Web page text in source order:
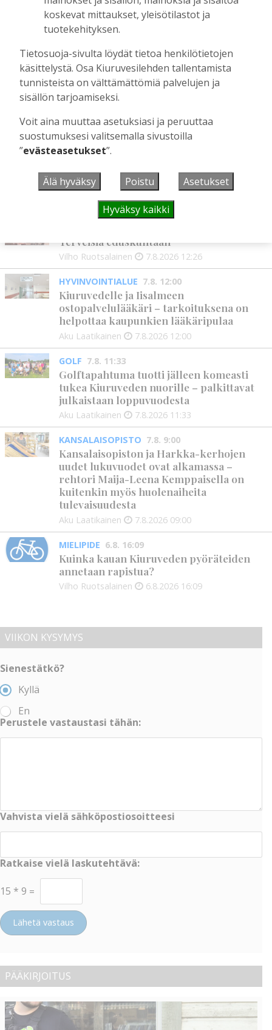
viikolla – luvassa on jälleen monipuolista
ohjelmaa
Tilaajille
Aku Laatikainen 29.7.2026 08:00
Äiti ja tytär kirjoittavat sodasta ja
siirtolaisuudesta – kirjojen päähenkilöt ja
toinen kirjoittaja ovat kotoisin
Tilaajille
Aku Laatikainen 22.7.2026 11:00
UUSIMMAT
Terveisiä eduskuntaan
Vilho Ruotsalainen 7.8.2026 12:26
HYVINVOINTIALUE 7.8. 12:00
Kiuruvedelle ja Iisalmeen
ostopalvelulääkäri – tarkoituksena on
helpottaa kaupunkien lääkäripulaa
Aku Laatikainen 7.8.2026 12:00
GOLF 7.8. 11:33
Golftapahtuma tuotti jälleen komeasti
tukea Kiuruveden nuorille – palkittavat
julkaistaan loppuvuodesta
Aku Laatikainen 7.8.2026 11:33
KANSALAISOPISTO 7.8. 9:00
Kansalaisopiston ja Harkka-kerhojen
uudet lukuvuodet ovat alkamassa –
rehtori Maija-Leena Kemppaisella on
kuitenkin myös huolenaiheita
tulevaisuudesta
Aku Laatikainen 7.8.2026 09:00
MIELIPIDE 6.8. 16:09
Kuinka kauan Kiuruveden pyöräteiden
annetaan rapistua?
Vilho Ruotsalainen 6.8.2026 16:09
VIIKON KYSYMYS
Sienestätkö?
Kyllä
En
Perustele vastaustasi tähän:
Vahvista vielä sähköpostiosoitteesi
Ratkaise vielä laskutehtävä:
15 * 9 =
Lähetä vastaus
PÄÄKIRJOITUS
koskevat mittaukset, yleisötilastot ja
tuotekehityksen.
Tietosuoja-sivulta löydät tietoa henkilötietojen
käsittelystä. Osa Kiuruvesilehden tallentamista
tunnisteista on välttämättömiä palvelujen ja
sisällön tarjoamiseksi.
Voit aina muuttaa asetuksiasi ja peruuttaa
suostumuksesi valitsemalla sivustoilla
”evästeasetukset”.
Älä hyväksy Poistu Asetukset
Hyväksy kaikki